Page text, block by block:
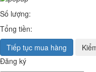
Số lượng:
Tổng tiền:
Tiếp tục mua hàng
Đăng ký